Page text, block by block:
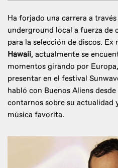
Ha forjado una carrera a
underground local a fuerza de
para la selección de discos.
Hawaii, actualmente se
momentos girando por
presentar en el festival
habló con Buenos Aliens
contarnos sobre su actualidad
música favorita.